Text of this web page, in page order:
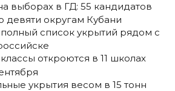
выборах в ГД: 55 кандидатов
девяти округам Кубани
полный список укрытий рядом с
откроются в 11 школах
укрытия весом в 15 тонн